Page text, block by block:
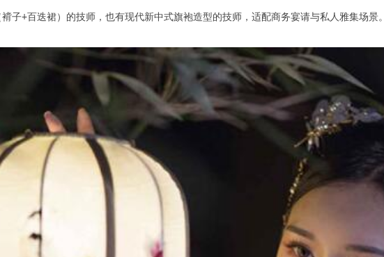
+百迭裙）的技师，也有现代新中式旗袍造型的技师，适配商务宴请与私人雅集场景。